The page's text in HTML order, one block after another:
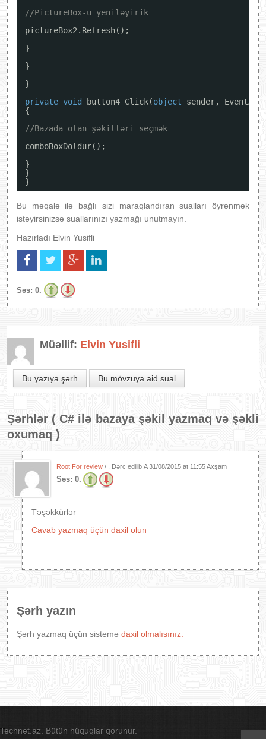
//PictureBox-u yeniləyirik
pictureBox2.Refresh();
}
}
}
private void button4_Click(object
sender,
{
//Bazada olan şəkilləri seçmək
comboBoxDoldur();
}
}
}
Bu məqalə ilə bağlı sizi maraqlandıran sualları öyrənmək
istəyirsinizsə suallarınızı yazmağı unutmayın.
Hazırladı Elvin Yusifli
Səs: 0.
Müəllif: Elvin Yusifli
Bu yazıya şərh Bu mövzuya aid sual
Şərhlər ( C# ilə bazaya şəkil yazmaq və şəkli
oxumaq )
Root For review / . Dərc edilib:A31/08/2015 at 11:55 Axşam
Səs: 0.
Təşəkkürlər
Cavab yazmaq üçün daxil olun
Şərh yazın
Şərh yazmaq üçün sistemə daxil olmalısınız.
Technet.az. Bütün hüquqlar qorunur.